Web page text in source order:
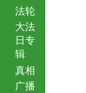
法轮
大法
日专
辑
真相
广播